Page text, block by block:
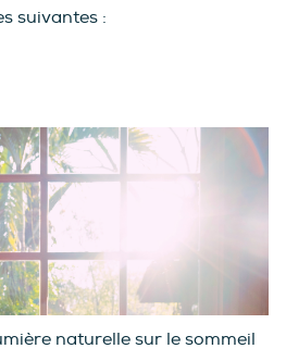
suivantes :
naturelle sur le sommeil